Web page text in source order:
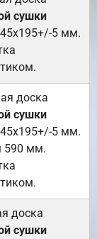
сушки
5 мм.
доска
сушки
5 мм.
590 мм.
доска
сушки